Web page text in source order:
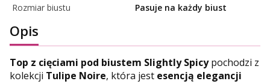
Rozmiar biustu
Pasuje na każdy biust
Opis
Top z cięciami pod biustem Slightly Spicypochodzi z
kolekcji Tulipe Noire, która jest esencją elegancji